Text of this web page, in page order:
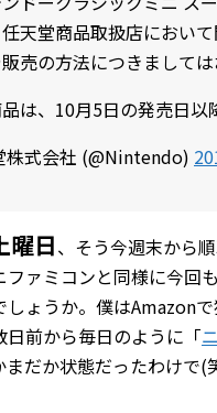
天堂商品取扱店において
売の方法につきましては
は、10月5日の発売日以
式会社 (@Nintendo)
曜日、そう今週末から
ファミコンと同様に今回
ょうか。僕はAmazonで
日前から毎日のように「
まだか状態だったわけで(